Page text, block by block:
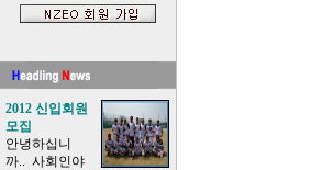
2012 신입회원
모집
안녕하십니
까.. 사회인야